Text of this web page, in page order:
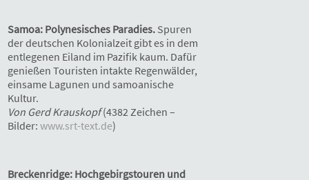
Samoa: Polynesisches Paradies. Spuren
der deutschen Kolonialzeit gibt es in dem
entlegenen Eiland im Pazifik kaum. Dafür
genießen Touristen intakte Regenwälder,
einsame Lagunen und samoanische
Kultur.
Von Gerd Krauskopf(4382 Zeichen –
Bilder: www.srt-text.de)
Breckenridge: Hochgebirgstouren und